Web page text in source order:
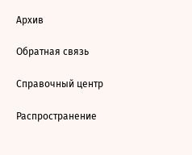
Архив
Обратная связь
Справочный центр
Распространение